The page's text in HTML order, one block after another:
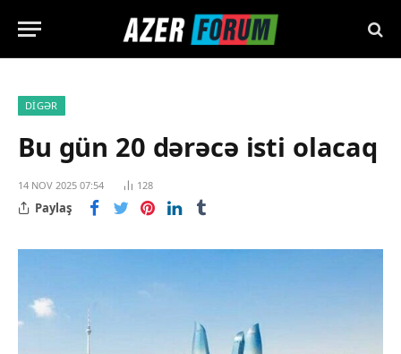
DIGƏR
Bu gün 20 dərəcə isti olacaq
14 NOV 2025 07:54 128
Paylaş